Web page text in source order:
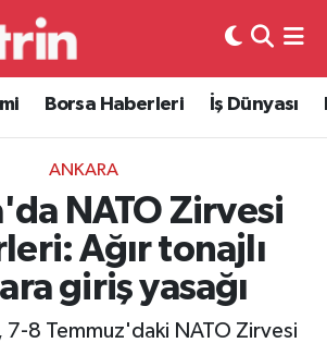
Borsa Haberleri İş Dünyası
ANKARA
NATO Zirvesi
Ağır tonajlı
giriş yasağı
7-8 Temmuz'daki NATO Zirvesi
Durumu ve Fikstür
Haberleri